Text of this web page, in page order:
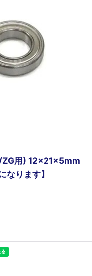
ZG用) 12x21x5mm
なります】